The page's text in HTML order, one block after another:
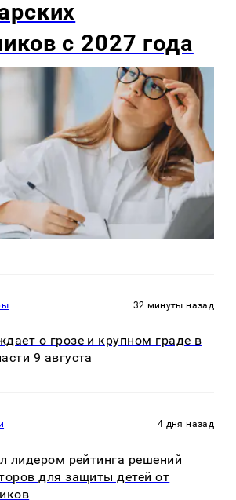
с 2027 года
32 минуты назад
о грозе и крупном граде в
9 августа
4 дня назад
лидером рейтинга решений
для защиты детей от